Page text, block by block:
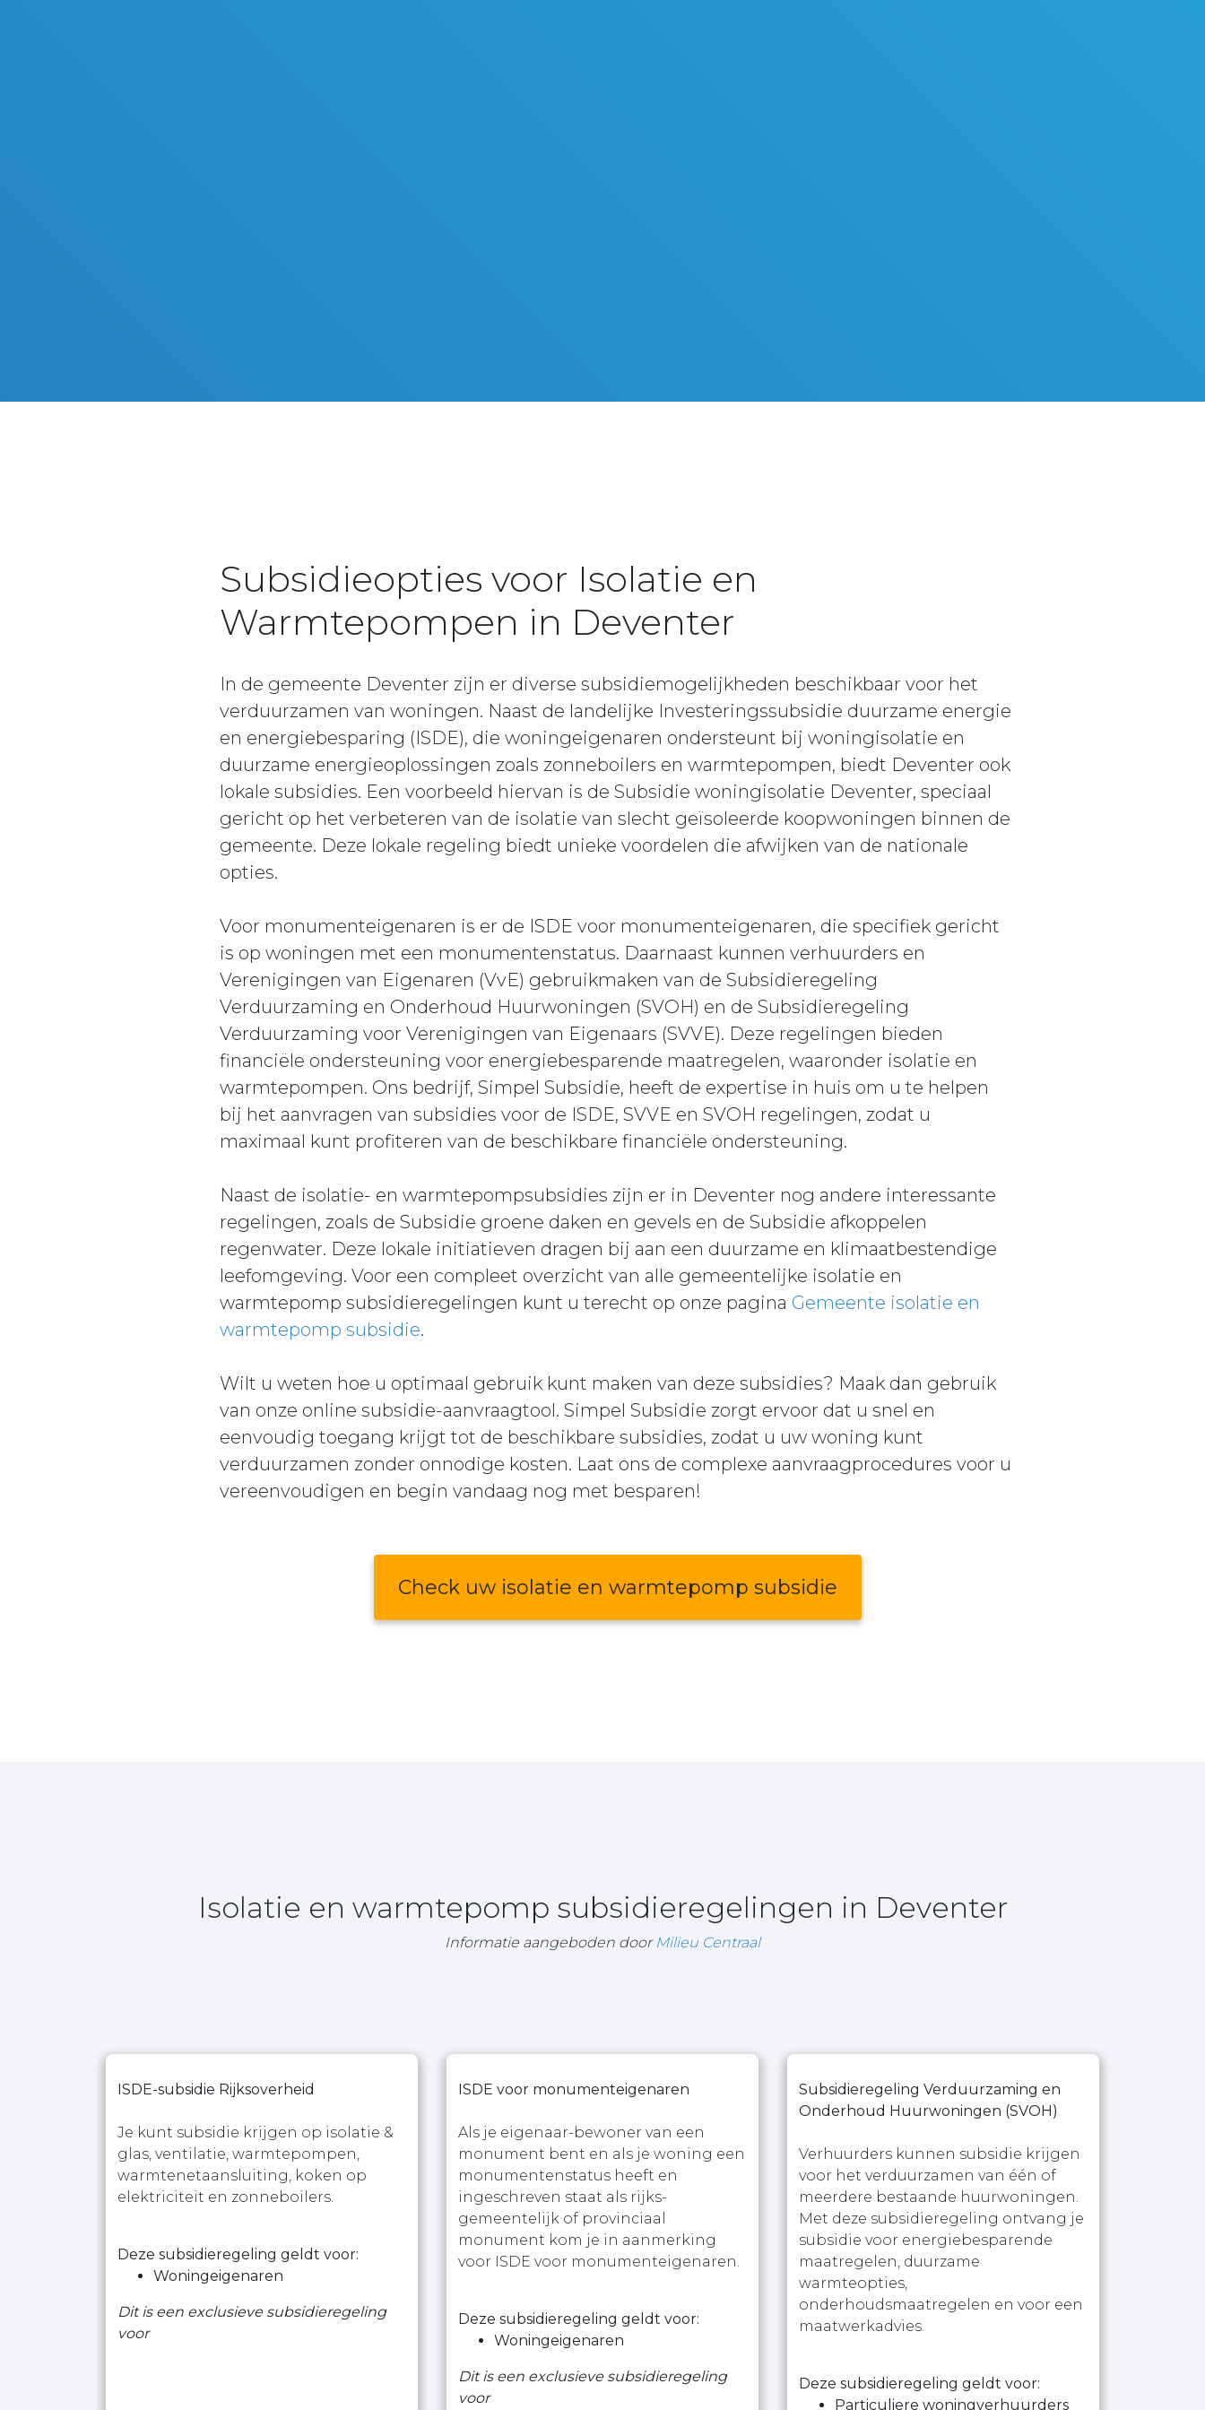
Subsidieopties voor Isolatie en
Warmtepompen in Deventer
In de gemeente Deventer zijn er diverse subsidiemogelijkheden beschikbaar voor het
verduurzamen van woningen. Naast de landelijke Investeringssubsidie duurzame energie
en energiebesparing (ISDE), die woningeigenaren ondersteunt bij woningisolatie en
duurzame energieoplossingen zoals zonneboilers en warmtepompen, biedt Deventer ook
lokale subsidies. Een voorbeeld hiervan is de Subsidie woningisolatie Deventer, speciaal
gericht op het verbeteren van de isolatie van slecht geïsoleerde koopwoningen binnen de
gemeente. Deze lokale regeling biedt unieke voordelen die afwijken van de nationale
opties.
Voor monumenteigenaren is er de ISDE voor monumenteigenaren, die specifiek gericht
is op woningen met een monumentenstatus. Daarnaast kunnen verhuurders en
Verenigingen van Eigenaren (VvE) gebruikmaken van de Subsidieregeling
Verduurzaming en Onderhoud Huurwoningen (SVOH) en de Subsidieregeling
Verduurzaming voor Verenigingen van Eigenaars (SVVE). Deze regelingen bieden
financiële ondersteuning voor energiebesparende maatregelen, waaronder isolatie en
warmtepompen. Ons bedrijf, Simpel Subsidie, heeft de expertise in huis om u te helpen
bij het aanvragen van subsidies voor de ISDE, SVVE en SVOH regelingen, zodat u
maximaal kunt profiteren van de beschikbare financiële ondersteuning.
Naast de isolatie- en warmtepompsubsidies zijn er in Deventer nog andere interessante
regelingen, zoals de Subsidie groene daken en gevels en de Subsidie afkoppelen
regenwater. Deze lokale initiatieven dragen bij aan een duurzame en klimaatbestendige
leefomgeving. Voor een compleet overzicht van alle gemeentelijke isolatie en
warmtepomp subsidieregelingen kunt u terecht op onze pagina Gemeente isolatie en
warmtepomp subsidie.
Wilt u weten hoe u optimaal gebruik kunt maken van deze subsidies? Maak dan gebruik
van onze online subsidie-aanvraagtool. Simpel Subsidie zorgt ervoor dat u snel en
eenvoudig toegang krijgt tot de beschikbare subsidies, zodat u uw woning kunt
verduurzamen zonder onnodige kosten. Laat ons de complexe aanvraagprocedures voor u
vereenvoudigen en begin vandaag nog met besparen!
Check uw isolatie en warmtepomp subsidie
Isolatie en warmtepomp subsidieregelingen in Deventer
Informatie aangeboden door Milieu Centraal
ISDE-subsidie Rijksoverheid
Je kunt subsidie krijgen op isolatie &
glas, ventilatie, warmtepompen,
warmtenetaansluiting, koken op
elektriciteit en zonneboilers.
Deze subsidieregeling geldt voor:
Woningeigenaren
Dit is een exclusieve subsidieregeling
voor
ISDE voor monumenteigenaren
Als je eigenaar-bewoner van een
monument bent en als je woning een
monumentenstatus heeft en
ingeschreven staat als rijks-
gemeentelijk of provinciaal
monument kom je in aanmerking
voor ISDE voor monumenteigenaren.
Deze subsidieregeling geldt voor:
Woningeigenaren
Dit is een exclusieve subsidieregeling
voor
Subsidieregeling Verduurzaming en
Onderhoud Huurwoningen (SVOH)
Verhuurders kunnen subsidie krijgen
voor het verduurzamen van één of
meerdere bestaande huurwoningen.
Met deze subsidieregeling ontvang je
subsidie voor energiebesparende
maatregelen, duurzame
warmteopties,
onderhoudsmaatregelen en voor een
maatwerkadvies.
Deze subsidieregeling geldt voor:
Particuliere woningverhuurders